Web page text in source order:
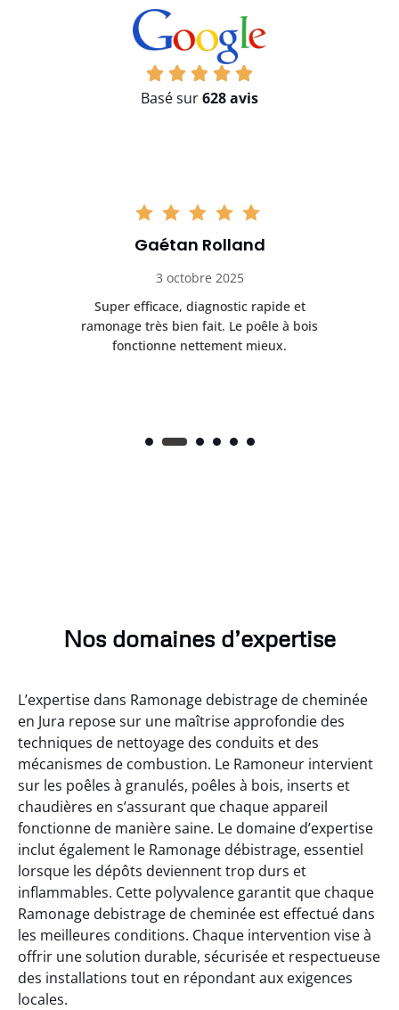
Basé sur628 avis
Gaétan Rolland
3 octobre 2025
Super efficace, diagnostic rapide et
ramonage très bien fait. Le poêle à bois
fonctionne nettement mieux.
Nos domaines d’expertise
L’expertise dans Ramonage debistrage de cheminée
en Jura repose sur une maîtrise approfondie des
techniques de nettoyage des conduits et des
mécanismes de combustion. Le Ramoneur intervient
sur les poêles à granulés, poêles à bois, inserts et
chaudières en s’assurant que chaque appareil
fonctionne de manière saine. Le domaine d’expertise
inclut également le Ramonage débistrage, essentiel
lorsque les dépôts deviennent trop durs et
inflammables. Cette polyvalence garantit que chaque
Ramonage debistrage de cheminée est effectué dans
les meilleures conditions. Chaque intervention vise à
offrir une solution durable, sécurisée et respectueuse
des installations tout en répondant aux exigences
locales.